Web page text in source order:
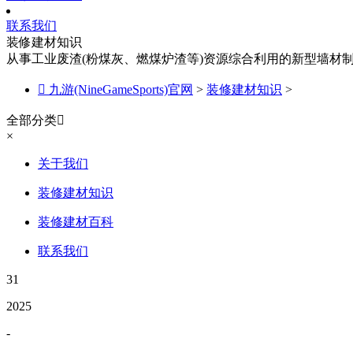
联系我们
装修建材知识
从事工业废渣(粉煤灰、燃煤炉渣等)资源综合利用的新型墙材
 九游(NineGameSports)官网 > 装修建材知识 >
全部分类
×
关于我们
装修建材知识
装修建材百科
联系我们
31
2025
-